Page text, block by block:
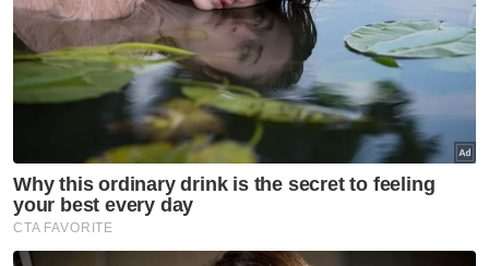
kita pula akan dituduh dunia menjalankan
penindasan ke atas pelarian. Ini semua akan
bagi kesan pada negara," ujarnya.
Artikel Berkaitan:
Ada sesiapa nak belajar bahasa Rohingya?
KDN, Imigresen buat pengumpulan data biometrik,
maklumat pelarian
27 mangsa bot karam Rohingya di Langkawi selamat
dikebumikan